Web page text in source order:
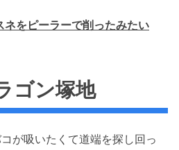
ネをピーラーで削ったみたい
ゴン塚地
が吸いたくて道端を探し回っ